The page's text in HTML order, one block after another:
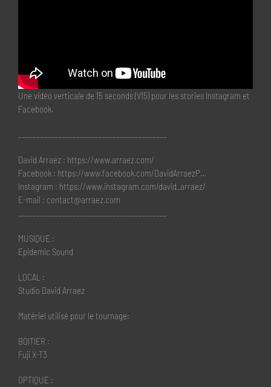
Une vidéo verticale de 15 seconds (V15) pour les stories Instagram et
Facebook.
David Arraez : https://www.arraez.com/
Facebook : https://www.facebook.com/DavidArraezP…
Instagram : https://www.instagram.com/david_arraez/
E-mail : contact@arraez.com
MUSIQUE :
Epidemic Sound
LOCAL :
Studio David Arraez
Matériel utilisé pour le tournage:
BOITIER :
Fuji X-T3
OPTIQUE :